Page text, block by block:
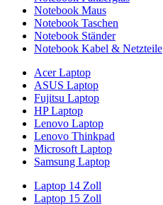
Notebook Maus
Notebook Taschen
Notebook Ständer
Notebook Kabel & Netzteile
Acer Laptop
ASUS Laptop
Fujitsu Laptop
HP Laptop
Lenovo Laptop
Lenovo Thinkpad
Microsoft Laptop
Samsung Laptop
Laptop 14 Zoll
Laptop 15 Zoll